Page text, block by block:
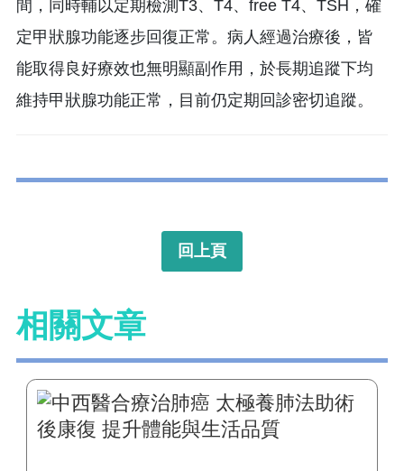
間，同時輔以定期檢測T3、T4、free T4、TSH，確
定甲狀腺功能逐步回復正常。病人經過治療後，皆
能取得良好療效也無明顯副作用，於長期追蹤下均
維持甲狀腺功能正常，目前仍定期回診密切追蹤。
回上頁
相關文章